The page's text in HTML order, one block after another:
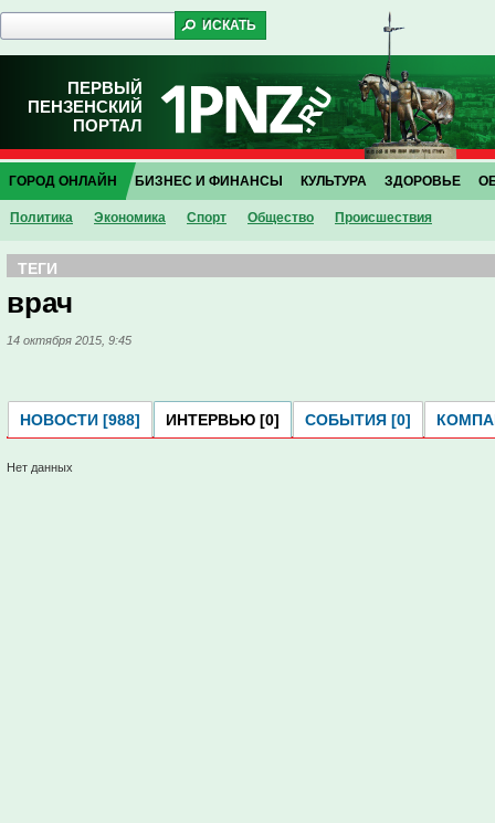
ПЕРВЫЙ
ПЕНЗЕНСКИЙ
ПОРТАЛ
ГОРОД ОНЛАЙН
Политика Экономика Спорт Общество Проиcшествия
БИЗНЕС И ФИНАНСЫ КУЛЬТУРА ЗДОРОВЬЕ
ТЕГИ
врач
14 октября 2015, 9:45
НОВОСТИ [988] ИНТЕРВЬЮ [0] СОБЫТИЯ [0]
Нет данных